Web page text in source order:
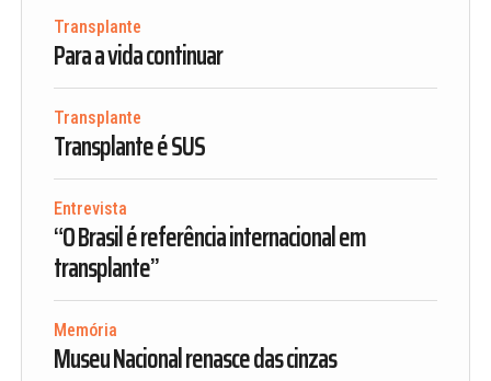
Transplante
Para a vida continuar
Transplante
Transplante é SUS
Entrevista
“O Brasil é referência internacional em
transplante”
Memória
Museu Nacional renasce das cinzas